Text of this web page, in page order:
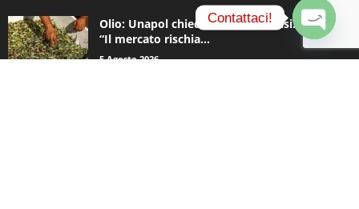
Olio: Unapol chiede lo stato di crisi. Loiodice:
“Il mercato rischia...
5 Agosto 2026
Contattaci!
O